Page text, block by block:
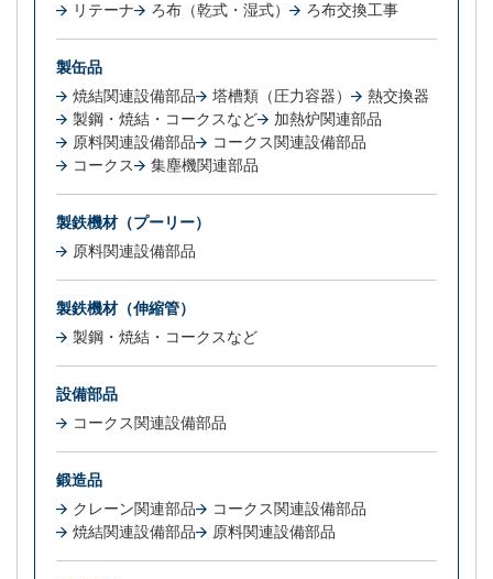
リテーナ
ろ布（乾式・湿式） ろ布交換工事
製缶品
焼結関連設備部品
塔槽類（圧力容器）
熱交換器
製鋼・焼結・コークスなど
加熱炉関連部品
原料関連設備部品
コークス関連設備部品
コークス
集塵機関連部品
製鉄機材（プーリー）
原料関連設備部品
製鉄機材（伸縮管）
製鋼・焼結・コークスなど
設備部品
コークス関連設備部品
鍛造品
クレーン関連部品
コークス関連設備部品
焼結関連設備部品
原料関連設備部品